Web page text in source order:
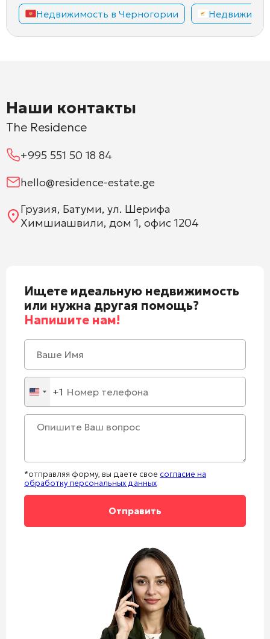
Недвижимость в Черногории
Наши контакты
The Residence
+995 551 50 18 84
hello@residence-estate.ge
Грузия, Батуми, ул. Шерифа
Химшиашвили, дом 1, офис 1204
Ищете идеальную недвижимость
или нужна другая помощь?
Напишите нам!
United
States
+1
+1
*отправляя форму, вы даете свое согласие на
обработку персональных данных